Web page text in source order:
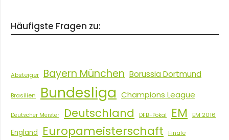
Häufigste Fragen zu:
Absteiger Bayern München Borussia Dortmund
Brasilien Bundesliga Champions League
Deutscher Meister Deutschland DFB-Pokal EM EM 2016
England Europameisterschaft Finale